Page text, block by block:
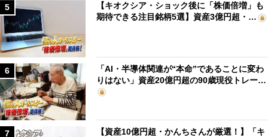
5
【キオクシア・ショック後に「株価倍増」も
期待できる注目銘柄5選】資産3億円超・…
6
「AI・半導体関連が“本命”であることに変わ
りはない」資産20億円超の90歳現役トレー…
7 【資産10億円超・かんちさんが厳選！】「キ